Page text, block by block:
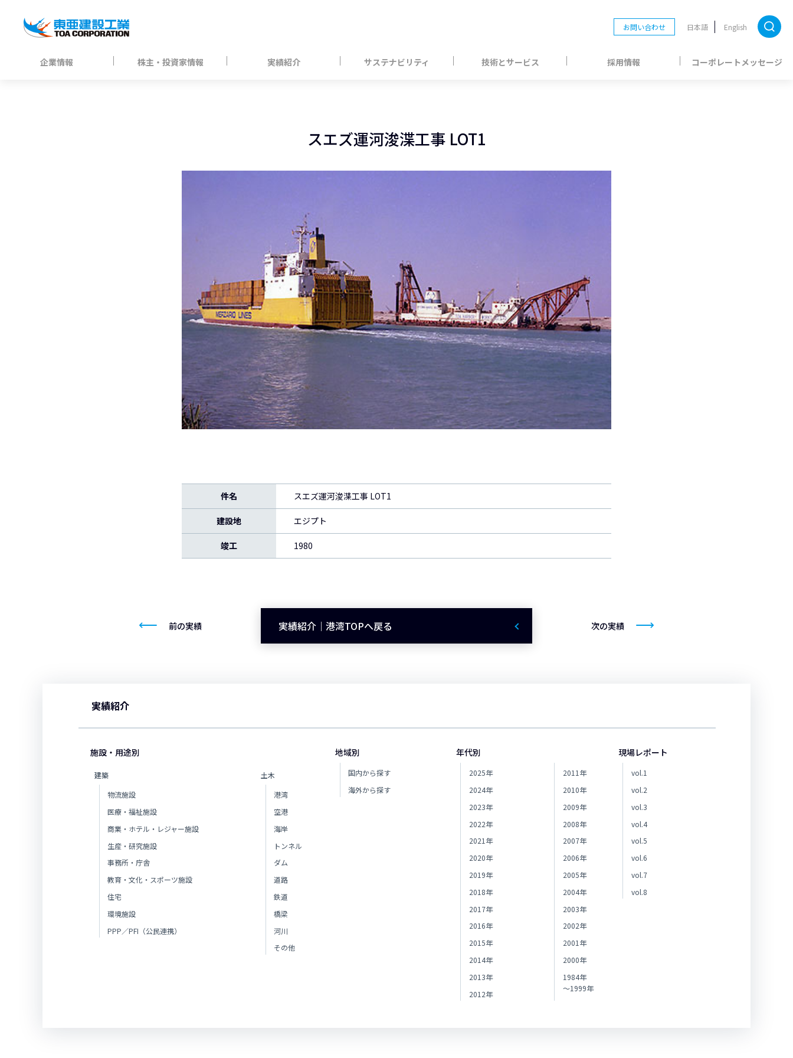
お問い合わせ 日本語 English
企業情報 株主・投資家情報 実績紹介 サステナビリティ 技術とサービス 採用情報 コーポレートメッセージ
スエズ運河浚渫工事 LOT1
件名 スエズ運河浚渫工事 LOT1
建設地 エジプト
竣工 1980
前の実績 実績紹介｜港湾TOPへ戻る 次の実績
実績紹介
施設・用途別
建築
物流施設
医療・福祉施設
商業・ホテル・レジャー施設
生産・研究施設
事務所・庁舎
教育・文化・スポーツ施設
住宅
環境施設
PPP／PFI（公民連携）
土木
港湾
空港
海岸
トンネル
ダム
道路
鉄道
橋梁
河川
その他
地域別
国内から探す
海外から探す
年代別
2025年
2024年
2023年
2022年
2021年
2020年
2019年
2018年
2017年
2016年
2015年
2014年
2013年
2012年
2011年
2010年
2009年
2008年
2007年
2006年
2005年
2004年
2003年
2002年
2001年
2000年
1984年
～1999年
現場レポート
vol.1
vol.2
vol.3
vol.4
vol.5
vol.6
vol.7
vol.8